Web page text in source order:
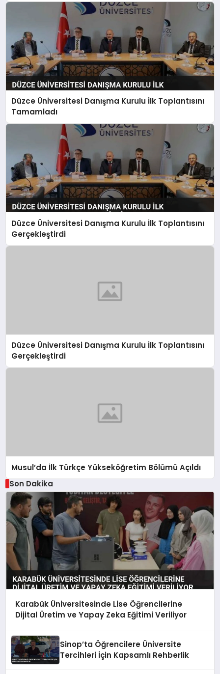
Düzce Üniversitesi Danışma Kurulu İlk Toplantısını
Tamamladı
Düzce Üniversitesi Danışma Kurulu İlk Toplantısını
Gerçekleştirdi
Düzce Üniversitesi Danışma Kurulu İlk Toplantısını
Gerçekleştirdi
Musul’da İlk Türkçe Yükseköğretim Bölümü Açıldı
Son Dakika
Karabük Üniversitesinde Lise Öğrencilerine
Dijital Üretim ve Yapay Zeka Eğitimi Veriliyor
Sinop’ta Öğrencilere Üniversite
Tercihleri İçin Kapsamlı Rehberlik